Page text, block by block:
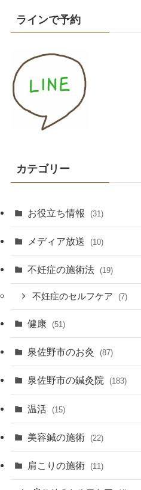
ラインで予約
カテゴリー
お役立ち情報 (31)
メディア放送 (10)
不妊症の施術法 (19)
不妊症のセルフケア (7)
健康 (51)
泉佐野市のお灸 (87)
泉佐野市の鍼灸院 (183)
温活 (15)
美容鍼の施術 (22)
肩こりの施術 (11)